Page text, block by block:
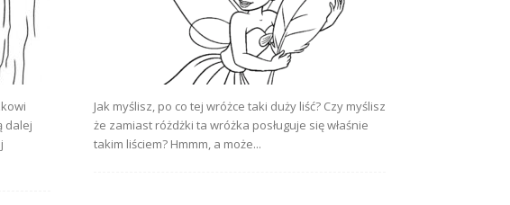
dalej
Jak myślisz, po co tej wróżce taki duży liść? Czy myślisz
że zamiast różdżki ta wróżka posługuje się właśnie
takim liściem? Hmmm, a może...